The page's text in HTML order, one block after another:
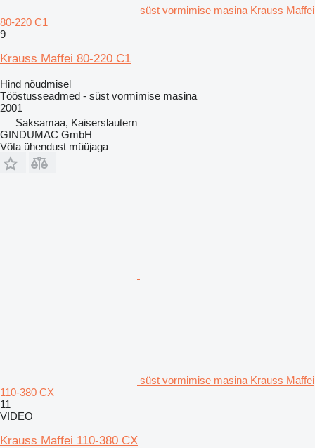
süst vormimise masina Krauss Maffei
80-220 C1
9
Krauss Maffei 80-220 C1
Hind nõudmisel
Tööstusseadmed - süst vormimise masina
2001
Saksamaa, Kaiserslautern
GINDUMAC GmbH
Võta ühendust müüjaga
süst vormimise masina Krauss Maffei
110-380 CX
11
VIDEO
Krauss Maffei 110-380 CX